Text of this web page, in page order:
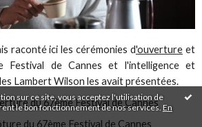
sur ce site, vous acceptez l'utilisation de
le bon fonctionnement de nos services. En
raconté ici les cérémonies d'ouverture et
Festival de Cannes et l'intelligence et
Lambert Wilson les avait présentées.
du 67ème Festival de Cannes
du 67ème Festival de Cannes